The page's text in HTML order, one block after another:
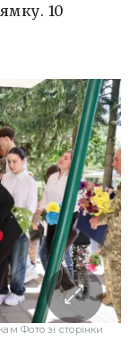
10
Фото зі сторінки